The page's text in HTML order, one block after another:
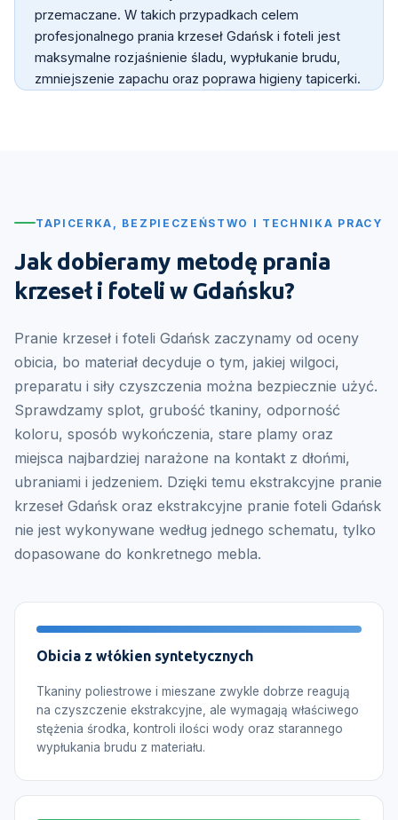
przemaczane. W takich przypadkach celem
profesjonalnego prania krzeseł Gdańsk i foteli jest
maksymalne rozjaśnienie śladu, wypłukanie brudu,
zmniejszenie zapachu oraz poprawa higieny tapicerki.
TAPICERKA, BEZPIECZEŃSTWO I TECHNIKA PRACY
Jak dobieramy metodę prania
krzeseł i foteli w Gdańsku?
Pranie krzeseł i foteli Gdańsk zaczynamy od oceny
obicia, bo materiał decyduje o tym, jakiej wilgoci,
preparatu i siły czyszczenia można bezpiecznie użyć.
Sprawdzamy splot, grubość tkaniny, odporność
koloru, sposób wykończenia, stare plamy oraz
miejsca najbardziej narażone na kontakt z dłońmi,
ubraniami i jedzeniem. Dzięki temu ekstrakcyjne pranie
krzeseł Gdańsk oraz ekstrakcyjne pranie foteli Gdańsk
nie jest wykonywane według jednego schematu, tylko
dopasowane do konkretnego mebla.
Obicia z włókien syntetycznych
Tkaniny poliestrowe i mieszane zwykle dobrze reagują
na czyszczenie ekstrakcyjne, ale wymagają właściwego
stężenia środka, kontroli ilości wody oraz starannego
wypłukania brudu z materiału.